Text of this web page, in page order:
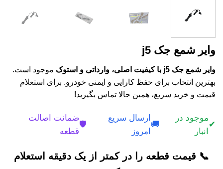
وایر شمع جک j5
وایر شمع جک j5 با کیفیت اصلی، وارداتی و استوک
موجود است.
بهترین انتخاب برای حفظ کارایی و ایمنی خودرو. برای استعلام
قیمت و خرید سریع، همین حالا تماس بگیرید!
✔
موجود در
انبار
🚚
ارسال سریع
امروز
🛡️
ضمانت اصالت
قطعه
📞 قیمت قطعه را در کمتر از یک دقیقه استعلام